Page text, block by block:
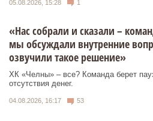
05.08.2026, 15:28 1
«Нас собрали и сказали –
мы обсуждали внутренние
озвучили такое решение»
ХК «Челны» – все? Команда берет
отсутствия денег.
04.08.2026, 16:17 53